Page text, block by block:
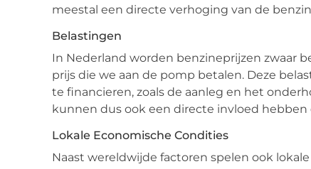
meestal een directe verhoging van de
Belastingen
In Nederland worden benzineprijzen zwaar
prijs die we aan de pomp betalen. Deze
te financieren, zoals de aanleg en het
kunnen dus ook een directe invloed hebben
Lokale Economische Condities
Naast wereldwijde factoren spelen ook